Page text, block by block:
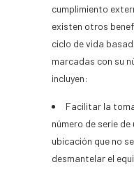
cumplimiento
existen otros
ciclo de vida
marcadas con su
incluyen:
Facilitar la
número de serie
ubicación que no
desmantelar el